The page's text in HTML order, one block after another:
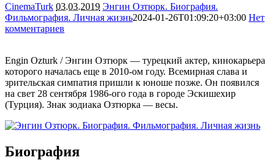
CinemaTurk 03.03.2019 Энгин Озтюрк. Биография.
Фильмография. Личная жизнь2024-01-26T01:09:20+03:00 Нет
комментариев
Engin Ozturk / Энгин Озтюрк — турецкий актер, кинокарьера
которого началась еще в 2010-ом году. Всемирная слава и
зрительская симпатия пришли к юноше позже. Он появился
на свет 28 сентября 1986-ого года в городе Эскишехир
(Турция). Знак зодиака Озтюрка — весы.
Биография